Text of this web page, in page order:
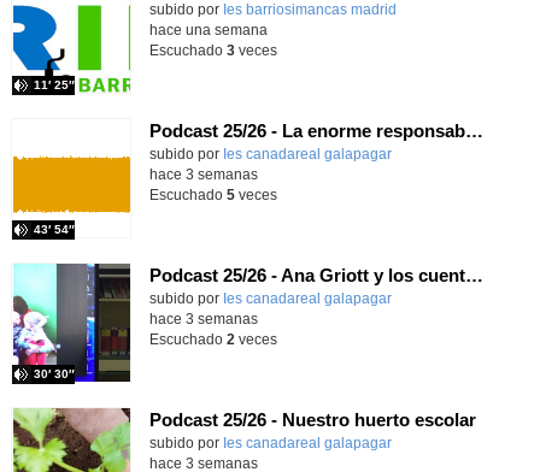
Contenido educativo.
subido por Ies barriosimancas madrid
11′ 25″
hace una semana
Escuchado 3veces
Podcast 25/26 - La enorme responsabilidad de ser juez
subido por Ies canadareal galapagar
43′ 54″
-
hace 3 semanas
Escuchado 5veces
Podcast 25/26 - Ana Griott y los cuentos de las voces olvidadas
subido por Ies canadareal galapagar
30′ 30″
-
hace 3 semanas
Escuchado 2 veces
Podcast 25/26 - Nuestro huerto escolar
subido por Ies canadareal galapagar-
hace 3 semanas